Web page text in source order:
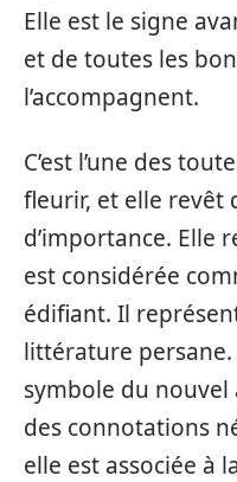
Elle est le signe
et de toutes les
l’accompagnent.
C’est l’une des
fleurir, et elle revêt
d’importance. Elle
est considérée
édifiant. Il
littérature persane.
symbole du nouvel
des connotations
elle est associée à